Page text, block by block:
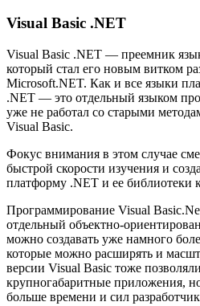
Visual Basic .NET
Visual Basic .NET — преемник
который стал его новым витком
Microsoft.NET. Как и все языки
.NET — это отдельный языком
уже не работал со старыми
Visual Basic.
Фокус внимания в этом случае
быстрой скорости изучения и
платформу .NET и ее библиотеки
Программирование Visual
отдельный объектно-
можно создавать уже намного
которые можно расширять и
версии Visual Basic тоже
крупногабаритные приложения,
больше времени и сил